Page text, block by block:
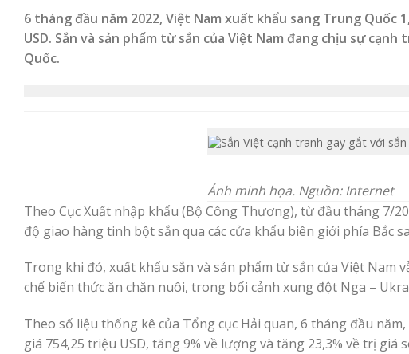
6 tháng đầu năm 2022, Việt Nam xuất khẩu sang Trung
USD. Sắn và sản phẩm từ sắn của Việt Nam đang chịu sự
Quốc.
Ảnh minh họa. Nguồn: Internet
Theo Cục Xuất nhập khẩu (Bộ Công Thương), từ đầu tháng 7/
độ giao hàng tinh bột sắn qua các cửa khẩu biên giới phía Bắc
Trong khi đó, xuất khẩu sắn và sản phẩm từ sắn của Việt
chế biến thức ăn chăn nuôi, trong bối cảnh xung đột Nga –
Theo số liệu thống kê của Tổng cục Hải quan, 6 tháng đầu
giá 754,25 triệu USD, tăng 9% về lượng và tăng 23,3% về trị